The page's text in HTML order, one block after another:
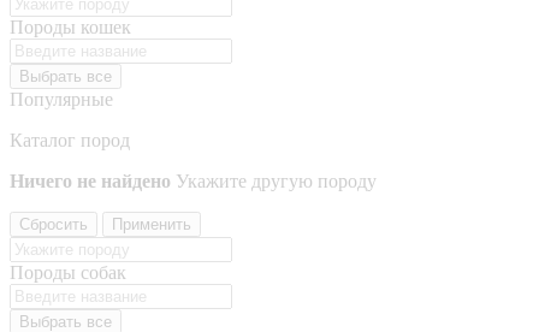
Породы кошек
Выбрать все
Популярные
Каталог пород
Ничего не найдено Укажите другую породу
Сбросить Применить
Породы собак
Выбрать все